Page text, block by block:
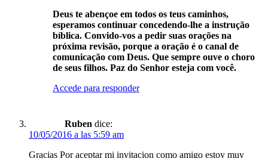
Deus te abençoe em todos os teus caminhos,
esperamos continuar concedendo-lhe a instrução
bíblica. Convido-vos a pedir suas orações na
próxima revisão, porque a oração é o canal de
comunicação com Deus. Que sempre ouve o choro
de seus filhos. Paz do Senhor esteja com você.
Accede para responder
Ruben dice:
10/05/2016 a las 5:59 am
Gracias Por aceptar mi invitacion como amigo estoy muy